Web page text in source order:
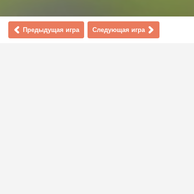
Предыдущая игра Следующая игра